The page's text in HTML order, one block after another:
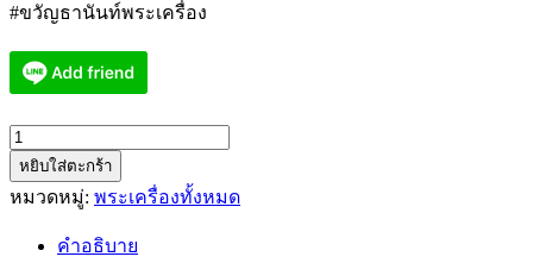
#ขวัญธานันท์พระเครื่อง
จำนวน
หลวง
พ่อ
หยิบใส่ตะกร้า
หมวดหมู่: พระเครื่องทั้งหมด
คำอธิบาย